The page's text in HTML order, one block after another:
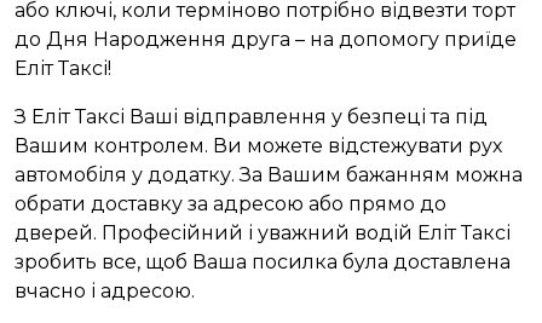
або ключі, коли терміново потрібно відвезти торт
до Дня Народження друга – на допомогу приїде
Еліт Таксі!
З Еліт Таксі Ваші відправлення у безпеці та під
Вашим контролем. Ви можете відстежувати рух
автомобіля у додатку. За Вашим бажанням можна
обрати доставку за адресою або прямо до
дверей. Професійний і уважний водій Еліт Таксі
зробить все, щоб Ваша посилка була доставлена
вчасно і адресою.